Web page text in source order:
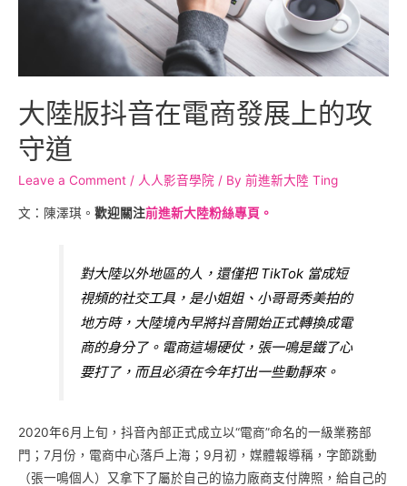
大陸版抖音在電商發展上的攻
守道
Leave a Comment / 人人影音學院 / By 前進新大陸 Ting
文：陳澤琪。 歡迎關注前進新大陸粉絲專頁。
對大陸以外地區的人，還僅把 TikTok 當成短
視頻的社交工具，是小姐姐、小哥哥秀美拍的
地方時，大陸境內早將抖音開始正式轉換成電
商的身分了。電商這場硬仗，張一鳴是鐵了心
要打了，而且必須在今年打出一些動靜來。
2020年6月上旬，抖音內部正式成立以“電商”命名的一級業務部
門；7月份，電商中心落戶上海；9月初，媒體報導稱，字節跳動
（張一鳴個人）又拿下了屬於自己的協力廠商支付牌照，給自己的